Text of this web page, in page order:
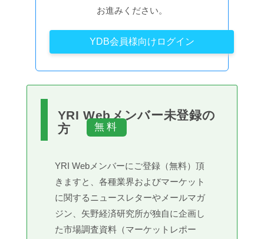
お進みください。
YDB会員様向けログイン
YRI Webメンバー未登録の
方
YRI Webメンバーにご登録（無料）頂
きますと、各種業界およびマーケット
に関するニュースレターやメールマガ
ジン、矢野経済研究所が独自に企画し
た市場調査資料（マーケットレポー